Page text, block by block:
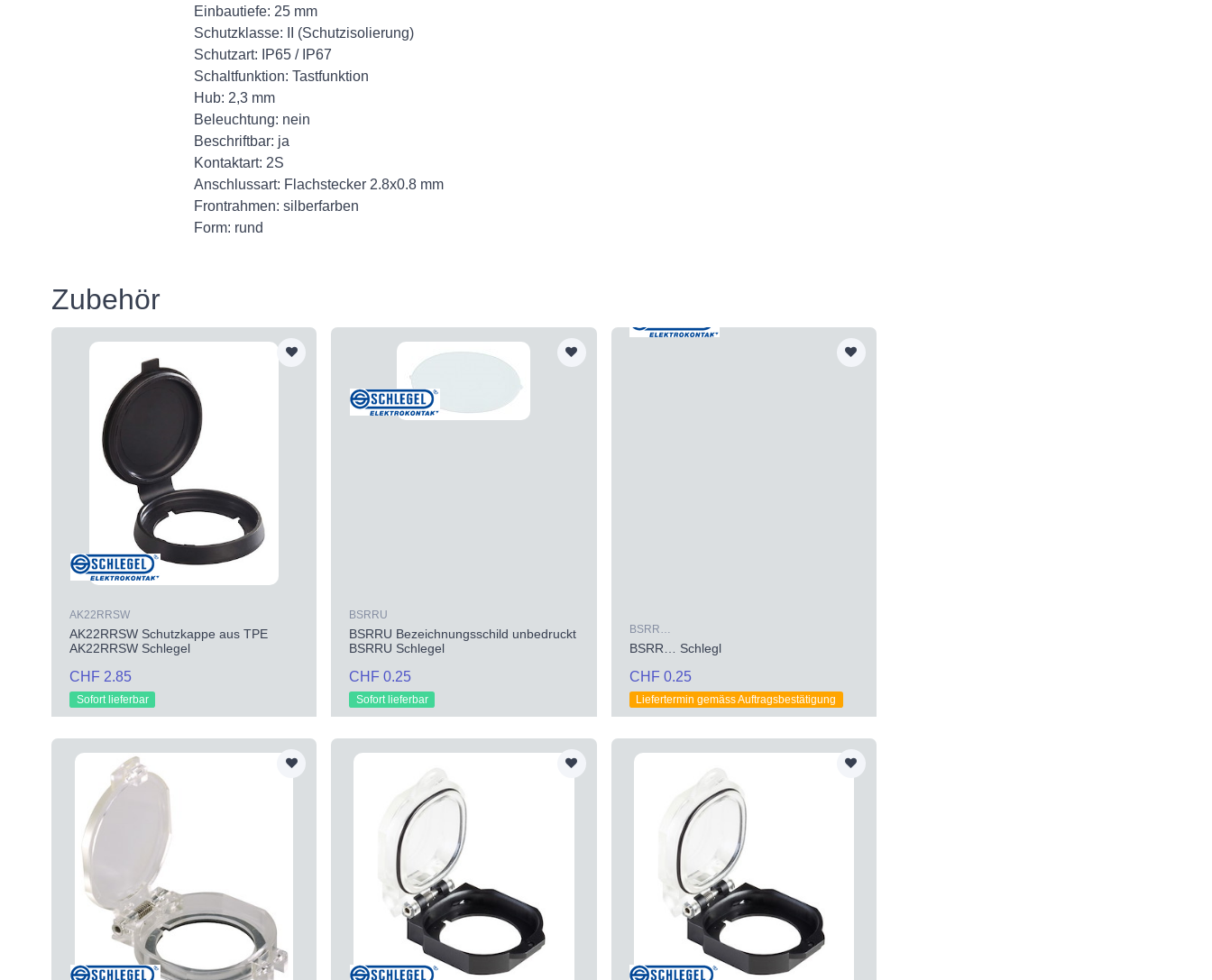
Einbautiefe: 25 mm
Schutzklasse: II (Schutzisolierung)
Schutzart: IP65 / IP67
Schaltfunktion: Tastfunktion
Hub: 2,3 mm
Beleuchtung: nein
Beschriftbar: ja
Kontaktart: 2S
Anschlussart: Flachstecker 2.8x0.8 mm
Frontrahmen: silberfarben
Form: rund
Zubehör
AK22RRSW
AK22RRSW Schutzkappe aus TPE
AK22RRSW Schlegel
CHF 2.85
Sofort lieferbar
BSRRU
BSRRU Bezeichnungsschild unbedruckt
BSRRU Schlegel
CHF 0.25
Sofort lieferbar
BSRR…
BSRR… Schlegl
CHF 0.25
Liefertermin gemäss Auftragsbestätigung